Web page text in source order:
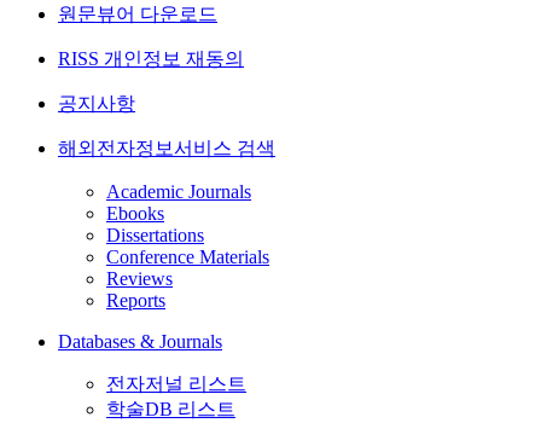
원문뷰어 다운로드
RISS 개인정보 재동의
공지사항
해외전자정보서비스 검색
Academic Journals
Ebooks
Dissertations
Conference Materials
Reviews
Reports
Databases & Journals
전자저널 리스트
학술DB 리스트